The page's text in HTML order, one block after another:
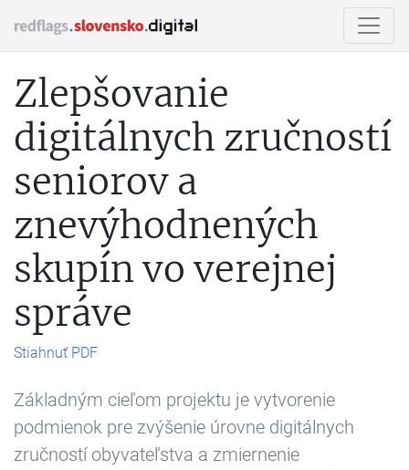
Zlepšovanie
digitálnych zručností
seniorov a
znevýhodnených
skupín vo verejnej
správe
Stiahnuť PDF
Základným cieľom projektu je vytvorenie
podmienok pre zvýšenie úrovne digitálnych
zručností obyvateľstva a zmiernenie